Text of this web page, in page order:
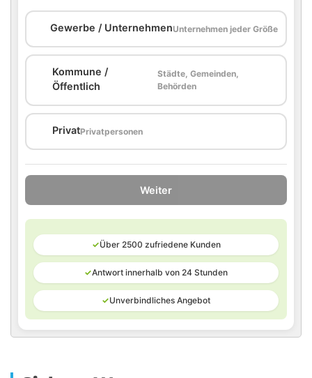
Gewerbe / UnternehmenUnternehmen jeder Größe
Kommune /
Öffentlich
Städte, Gemeinden,
Behörden
PrivatPrivatpersonen
Weiter
✓Über 2500 zufriedene Kunden
✓Antwort innerhalb von 24 Stunden
✓Unverbindliches Angebot